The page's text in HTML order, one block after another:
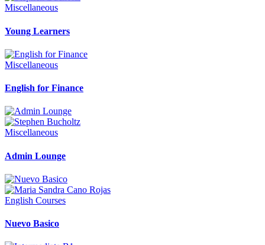
Miscellaneous
Young Learners
Miscellaneous
English for Finance
Miscellaneous
Admin Lounge
English Courses
Nuevo Basico